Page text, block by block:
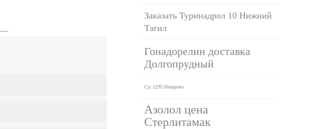
Заказать Туринадрол 10 Нижний
Тагил
Гонадорелин доставка
Долгопрудный
Cjc 1295 Назарово
Азолол цена
Стерлитамак